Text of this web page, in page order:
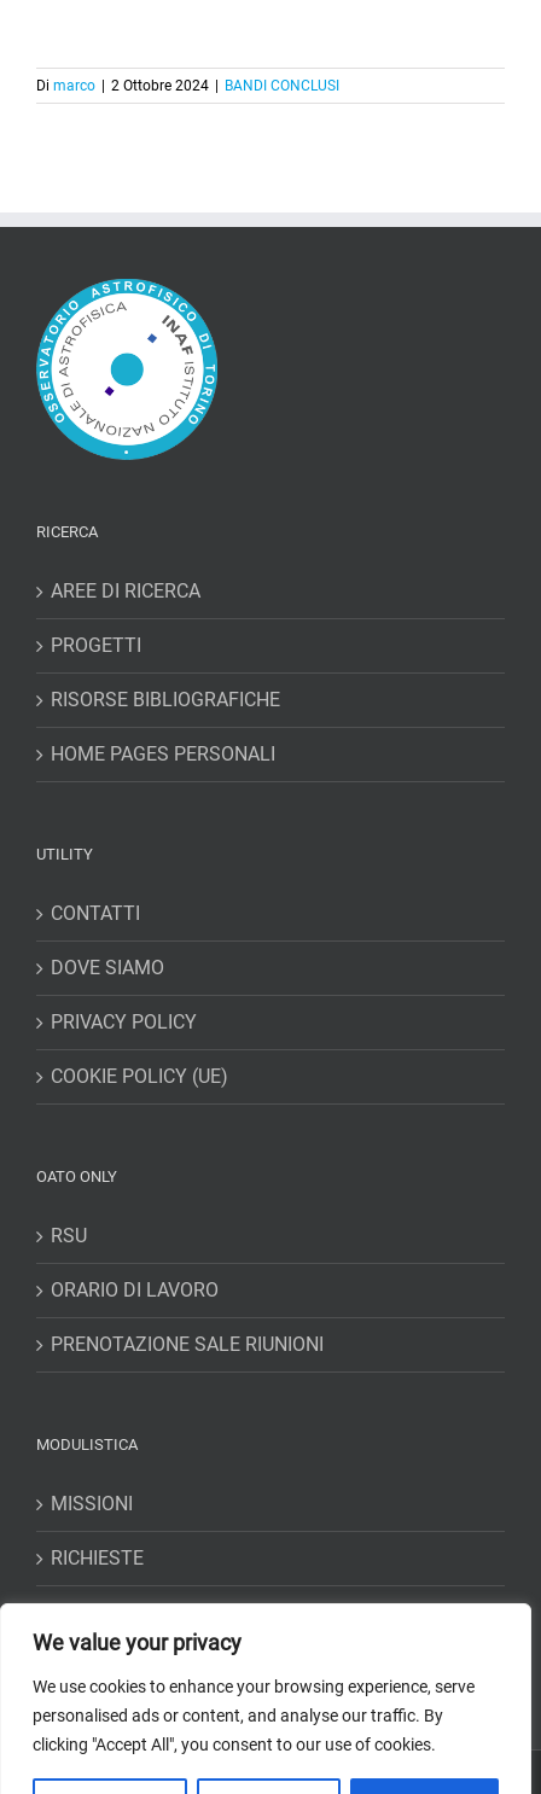
We value your privacy
We use cookies to enhance your browsing experience, serve
personalised ads or content, and analyse our traffic. By
clicking "Accept All", you consent to our use of cookies.
Di marco 2 Ottobre 2024 BANDI CONCLUSI
RICERCA
AREE DI RICERCA
PROGETTI
RISORSE BIBLIOGRAFICHE
HOME PAGES PERSONALI
UTILITY
CONTATTI
DOVE SIAMO
PRIVACY POLICY
COOKIE POLICY (UE)
OATO ONLY
RSU
ORARIO DI LAVORO
PRENOTAZIONE SALE RIUNIONI
MODULISTICA
MISSIONI
RICHIESTE
Copyright 2018-2023 Osservatorio Astrofisico di Torino -INAF| Tutti i